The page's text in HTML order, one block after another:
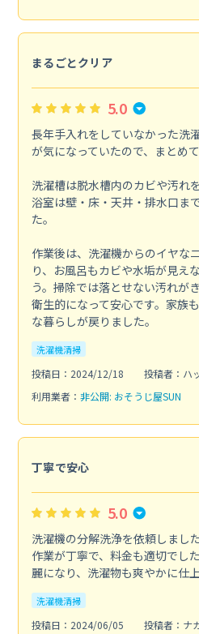
まるごとクリア
5.0
長年手入れをしていなかった洗
が気になっていたので、まとめ
洗濯槽は脱水槽内のカビや汚れ
浴室は壁・床・天井・排水口ま
た。
作業後は、洗濯機からのイヤな
り、お風呂もカビや水垢が見え
う。掃除では落とせない汚れが
衛生的になって安心です。家族
な暮らしが戻りました。
洗濯機清掃
投稿日：2024/12/18
投稿者：ハ
利用業者： 非公開: おそうじ屋SUN
丁寧で安心
5.0
洗濯機の分解洗浄を依頼しまし
作業が丁寧で、料金も適切でし
麗になり、洗濯物も爽やかに仕
洗濯機清掃
投稿日：2024/06/05
投稿者：ナ